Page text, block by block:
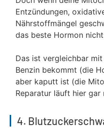
Entzündungen,
Nährstoffmängel
das beste Hormon
Das ist vergleichbar
Benzin bekommt (die
aber kaputt ist (die
Reparatur läuft hier gar
4.